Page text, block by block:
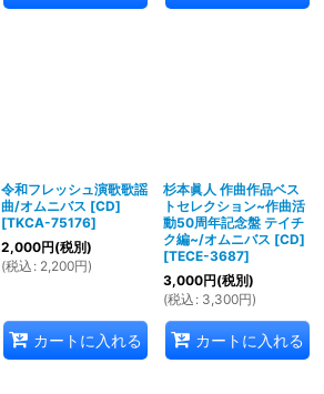
令和フレッシュ演歌歌謡
曲/オムニバス [CD]
[TKCA-75176]
2,000円(税別)
(税込 : 2,200円)
カートに入れる
杉本眞人 作曲作品ベス
トセレクション~作曲活
動50周年記念盤 テイチ
ク編~/オムニバス [CD]
[TECE-3687]
3,000円(税別)
(税込 : 3,300円)
カートに入れる